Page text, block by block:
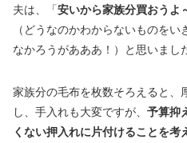
夫は、「安いから家族分買おうよ
（どうなのかわからないものを
なかろうがあああ！）と思いまし
家族分の毛布を枚数そろえると、
し、手入れも大変ですが、 予算抑
くない押入れに片付けることを